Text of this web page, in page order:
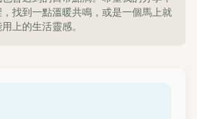
找到一點溫暖共鳴，或是一個馬上就
上的生活靈感。